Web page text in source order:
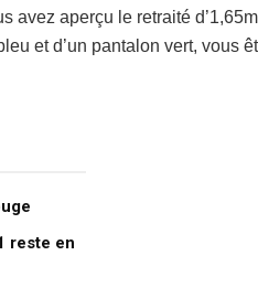
avez aperçu le retraité
et d’un pantalon vert, vous
reste en